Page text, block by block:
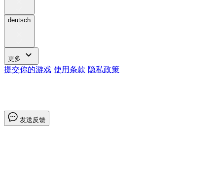
deutsch
更多
提交你的游戏 使用条款 隐私政策
发送反馈